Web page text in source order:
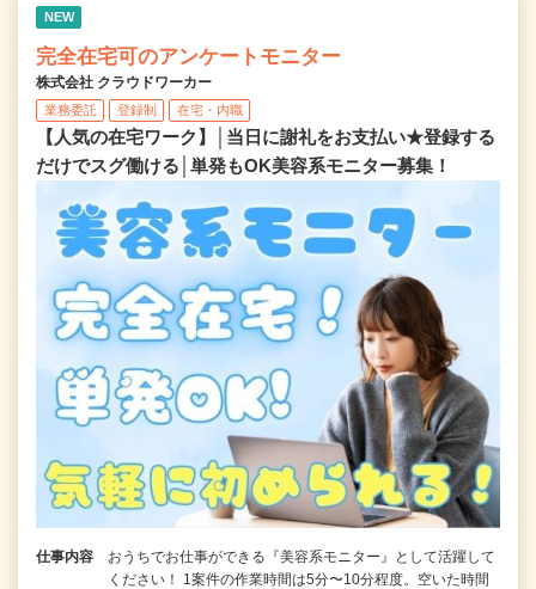
NEW
完全在宅可のアンケートモニター
株式会社 クラウドワーカー
業務委託 登録制 在宅・内職
【人気の在宅ワーク】│当日に謝礼をお支払い★登録する
だけでスグ働ける│単発もOK美容系モニター募集！
仕事内容
おうちでお仕事ができる『美容系モニター』として活躍して
ください！ 1案件の作業時間は5分〜10分程度。空いた時間